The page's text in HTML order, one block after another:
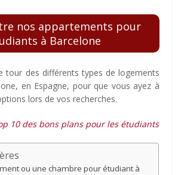
nos appartements pour
à Barcelone
tour des différents types de logements
en Espagne, pour que vous ayez à
lors de vos recherches.
10 des bons plans pour les étudiants
ou une chambre pour étudiant à